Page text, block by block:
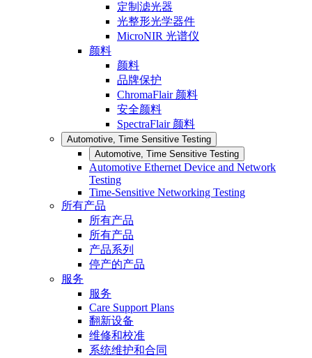
定制滤光器
光整形光学器件
MicroNIR 光谱仪
颜料
颜料
品牌保护
ChromaFlair 颜料
安全颜料
SpectraFlair 颜料
Automotive, Time Sensitive Testing
Automotive, Time Sensitive Testing
Automotive Ethernet Device and Network
Testing
Time-Sensitive Networking Testing
所有产品
所有产品
所有产品
产品系列
停产的产品
服务
服务
Care Support Plans
翻新设备
维修和校准
系统维护和合同